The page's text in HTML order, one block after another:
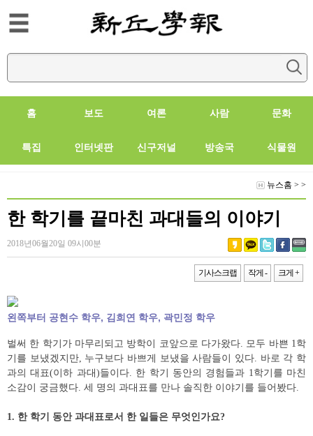
홈 보도 여론 사람 문화
특집 인터넷판 신구저널 방송국 식물원
뉴스홈 > >
한 학기를 끝마친 과대들의 이야기
2018년06월20일 09시00분
기사스크랩 작게 - 크게 +
왼쪽부터 공현수 학우, 김희연 학우, 곽민정 학우
벌써 한 학기가 마무리되고 방학이 코앞으로 다가왔다. 모두 바쁜 1학
기를 보냈겠지만, 누구보다 바쁘게 보냈을 사람들이 있다. 바로 각 학
과의 대표(이하 과대 )들이다. 한 학기 동안의 경험들과 1학기를 마친
소감이 궁금했다. 세 명의 과대표를 만나 솔직한 이야기를 들어봤다.
1. 한 학기 동안 과대표로서 한 일들은 무엇인가요?